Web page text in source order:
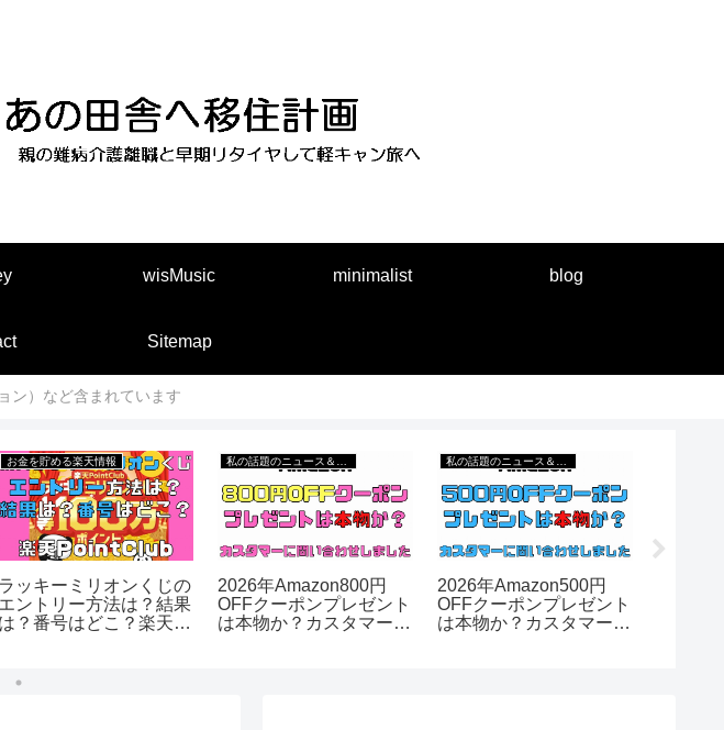
wisMusic minimalist blog
Sitemap
ン）など含まれています
お金を貯める楽天情報
ラッキーミリオンくじの
エントリー方法は？結果
は？番号はどこ？楽天
2026年Amazon800円
OFFクーポンプレゼント
は本物か？カスタマーに
2026年Amazon500円
OFFクーポンプレゼント
は本物か？カスタマーに